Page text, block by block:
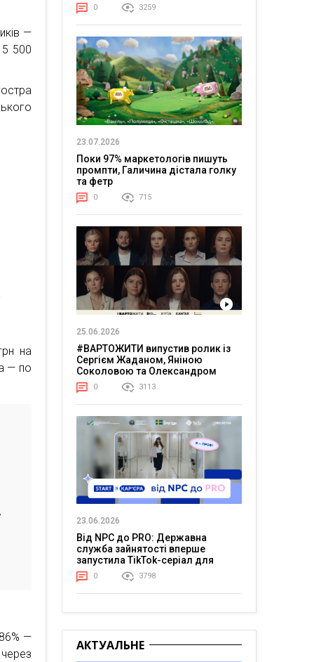
—
500
на
— по
—
0 3259
23.07.2026
Поки 97% маркетологів пишуть
промпти, Галичина дістала голку
та фетр
0 715
25.06.2026
#ВАРТОЖИТИ випустив ролик із
Сергієм Жаданом, Яніною
Соколовою та Олександром
Тереном про життя в постійній
напрузі
0 3113
23.06.2026
Від NPC до PRO: Державна
служба зайнятості вперше
запустила TikTok-серіал для
молоді
0 3798
АКТУАЛЬНЕ